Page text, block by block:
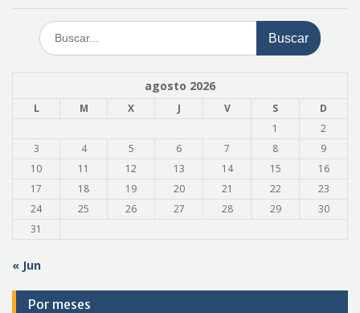
Buscar:
agosto 2026
L M X J V S
D
1
2
3
4 5 6 7 8
9
10
11 12 13 14 15
16
17
18 19 20 21 22
23
24
25 26 27 28 29
30
31
« Jun
Por meses